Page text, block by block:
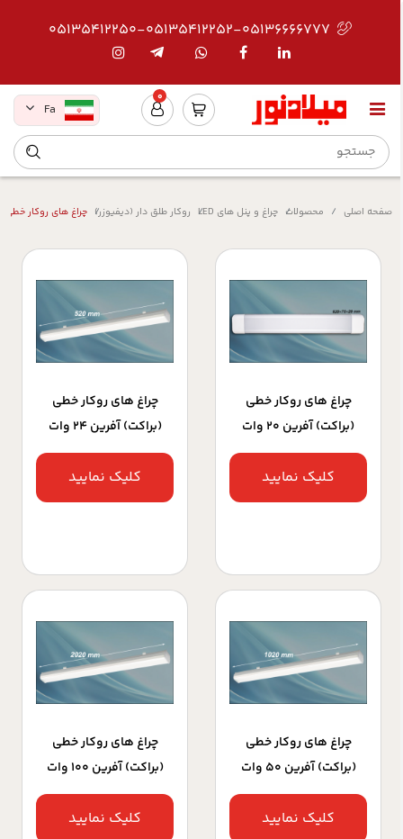
05135412250-05135412252-05136666777
0
Fa
صفحه اصلی محصولات چراغ و پنل های LED روکار طلق دار (دیفیوزر) چراغ های روکار خطی
چراغ های روکار خطی
(براکت) آفرین 20 وات
کلیک نمایید
چراغ های روکار خطی
(براکت) آفرین 24 وات
کلیک نمایید
چراغ های روکار خطی
(براکت) آفرین 50 وات
کلیک نمایید
چراغ های روکار خطی
(براکت) آفرین 100 وات
کلیک نمایید